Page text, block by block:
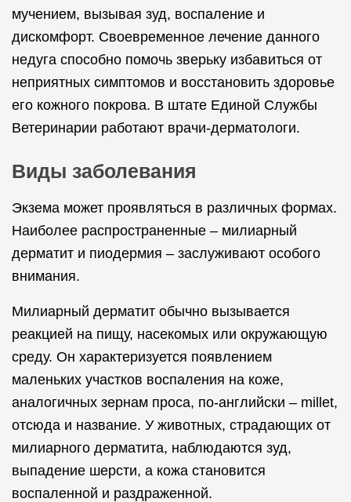
мучением, вызывая зуд, воспаление и
дискомфорт. Своевременное лечение данного
недуга способно помочь зверьку избавиться от
неприятных симптомов и восстановить здоровье
его кожного покрова. В штате Единой Службы
Ветеринарии работают врачи-дерматологи.
Виды заболевания
Экзема может проявляться в различных формах.
Наиболее распространенные – милиарный
дерматит и пиодермия – заслуживают особого
внимания.
Милиарный дерматит обычно вызывается
реакцией на пищу, насекомых или окружающую
среду. Он характеризуется появлением
маленьких участков воспаления на коже,
аналогичных зернам проса, по-английски – millet,
отсюда и название. У животных, страдающих от
милиарного дерматита, наблюдаются зуд,
выпадение шерсти, а кожа становится
воспаленной и раздраженной.